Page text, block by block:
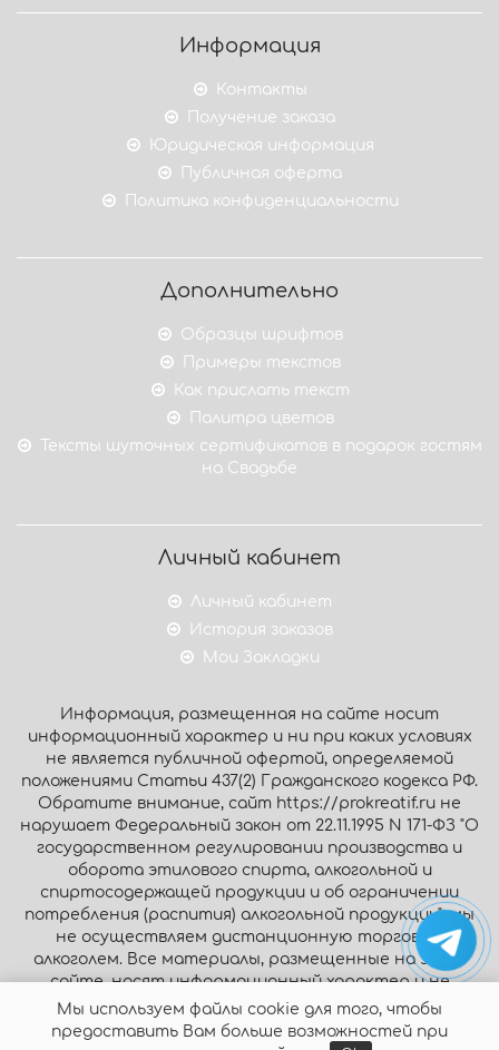
Информация
Контакты
Получение заказа
Юридическая информация
Публичная оферта
Политика конфиденциальности
Дополнительно
Образцы шрифтов
Примеры текстов
Как прислать текст
Палитра цветов
Тексты шуточных сертификатов в подарок гостям
на Свадьбе
Личный кабинет
Личный кабинет
История заказов
Мои Закладки
Информация, размещенная на сайте носит
информационный характер и ни при каких условиях
не является публичной офертой, определяемой
положениями Статьи 437(2) Гражданского кодекса РФ.
Обратите внимание, сайт https://prokreatif.ru не
нарушает Федеральный закон от 22.11.1995 N 171-ФЗ "О
государственном регулировании производства и
оборота этилового спирта, алкогольной и
спиртосодержащей продукции и об ограничении
потребления (распития) алкогольной продукции": мы
не осуществляем дистанционную торговлю
алкоголем. Все материалы, размещенные на этом
сайте, носят информационный характер и не
являются публичной офертой.
© Интернет-магазин «Prokreatif.ru», 2026. Все права
Мы используем файлы cookie для того, чтобы
предоставить Вам больше возможностей при